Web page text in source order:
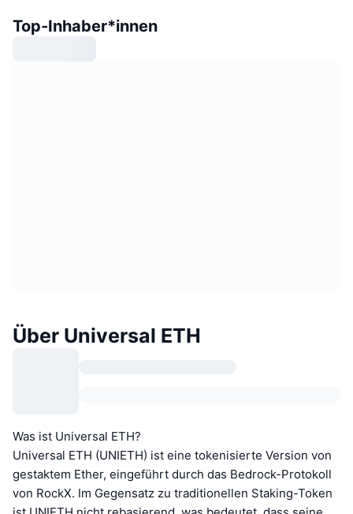
Top-Inhaber*innen
Über Universal ETH
Was ist Universal ETH?
Universal ETH (UNIETH) ist eine tokenisierte Version von
gestaktem Ether, eingeführt durch das Bedrock-Protokoll
von RockX. Im Gegensatz zu traditionellen Staking-Token